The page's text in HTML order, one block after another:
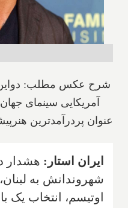
شرح عکس مطلب: دواین
آمریکایی سینمای
عنوان پردرآمدترین
ایران استار: هشدار
شهروندانش به لبنان،
اوتیسم، انتخاب یک